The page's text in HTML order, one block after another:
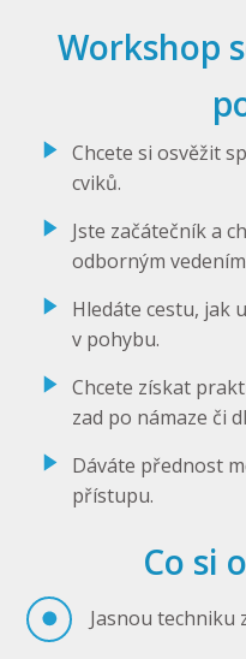
Workshop
Chcete si osvěžit
cviků.
Jste začátečník a
odborným
Hledáte cestu, jak
v pohybu.
Chcete získat
zad po námaze či
Dáváte přednost
přístupu.
Co si
Jasnou techniku